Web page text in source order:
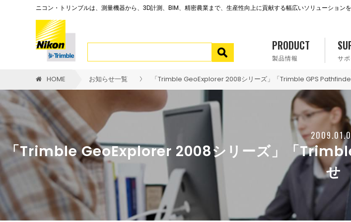
ニコン・トリンブルは、測量機器から、3D計測、BIM、精密農業まで、生産性向上に貢献する幅広いソリューションを
PRODUCT
製品情報 サ
HOME お知らせ一覧 「Trimble GeoExplorer 2008シリーズ」「Trimble GPS
「Trimble GeoExplorer 2008シリーズ」「
せ